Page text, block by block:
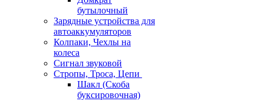
бутылочный
Зарядные устройства для
автоаккумуляторов
Колпаки, Чехлы на
колеса
Сигнал звуковой
Стропы, Троса, Цепи
Шакл (Скоба
буксировочная)